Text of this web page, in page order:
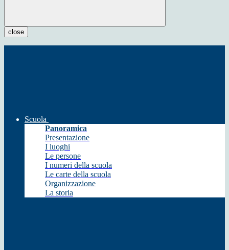
close
Scuola
Panoramica
Presentazione
I luoghi
Le persone
I numeri della scuola
Le carte della scuola
Organizzazione
La storia